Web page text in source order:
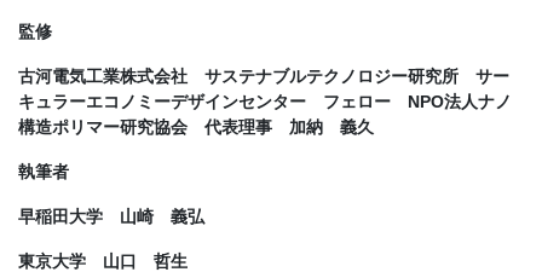
監修
古河電気工業株式会社 サステナブルテクノロジー研究所 サー
キュラーエコノミーデザインセンター フェロー NPO法人ナノ
構造ポリマー研究協会 代表理事 加納 義久
執筆者
早稲田大学 山崎 義弘
東京大学 山口 哲生